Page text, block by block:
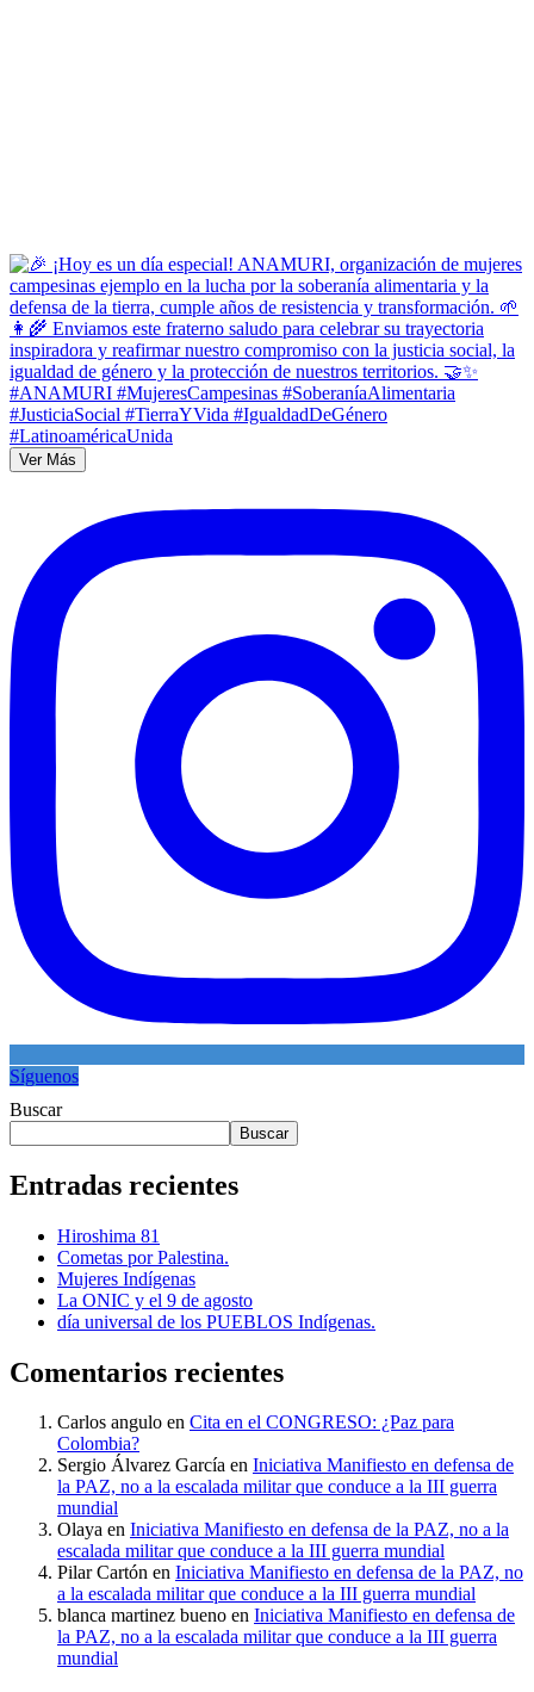
Ver Más
Síguenos
Buscar
Buscar
Entradas recientes
Hiroshima 81
Cometas por Palestina.
Mujeres Indígenas
La ONIC y el 9 de agosto
día universal de los PUEBLOS Indígenas.
Comentarios recientes
Carlos angulo en Cita en el CONGRESO: ¿Paz para
Colombia?
Sergio Álvarez García en Iniciativa Manifiesto en defensa de
la PAZ, no a la escalada militar que conduce a la III guerra
mundial
Olaya en Iniciativa Manifiesto en defensa de la PAZ, no a la
escalada militar que conduce a la III guerra mundial
Pilar Cartón en Iniciativa Manifiesto en defensa de la PAZ, no
a la escalada militar que conduce a la III guerra mundial
blanca martinez bueno en Iniciativa Manifiesto en defensa de
la PAZ, no a la escalada militar que conduce a la III guerra
mundial